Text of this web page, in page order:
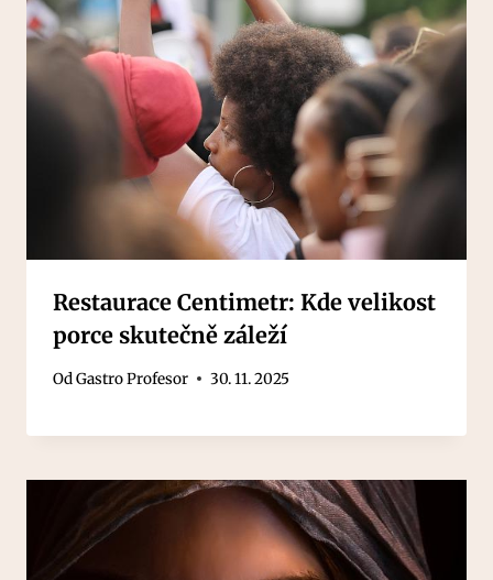
Restaurace Centimetr: Kde velikost
porce skutečně záleží
OdGastro Profesor 30. 11. 2025